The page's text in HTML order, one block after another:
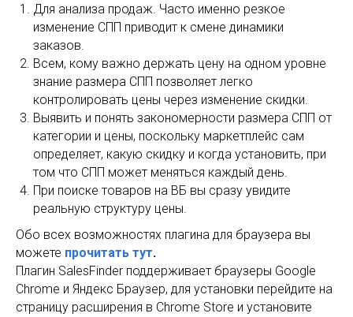
Для анализа продаж. Часто именно резкое
изменение СПП приводит к смене динамики
заказов.
Всем, кому важно держать цену на одном уровне
знание размера СПП позволяет легко
контролировать цены через изменение скидки.
Выявить и понять закономерности размера СПП от
категории и цены, поскольку маркетплейс сам
определяет, какую скидку и когда установить, при
том что СПП может меняться каждый день.
При поиске товаров на ВБ вы сразу увидите
реальную структуру цены.
Обо всех возможностях плагина для браузера вы
можете прочитать тут.
Плагин SalesFinder поддерживает браузеры Google
Chrome и Яндекс Браузер, для установки перейдите на
страницу расширения в Chrome Store и установите